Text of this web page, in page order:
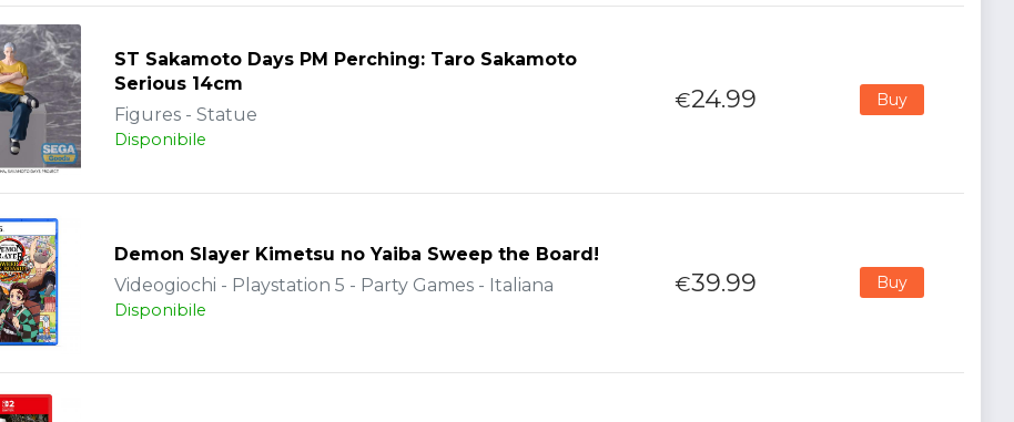
ST Sakamoto Days PM Perching: Taro Sakamoto
Serious 14cm
Figures - Statue
Disponibile
€24.99 Buy
Demon Slayer Kimetsu no Yaiba Sweep the Board!
Videogiochi - Playstation 5 - Party Games - Italiana
Disponibile
€39.99 Buy